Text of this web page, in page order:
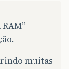
muitas